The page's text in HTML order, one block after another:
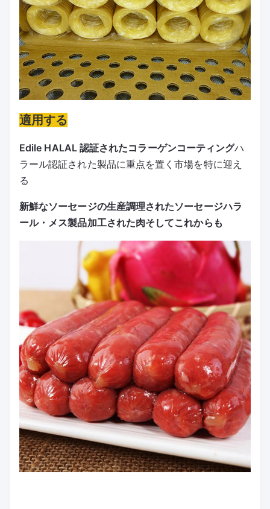
適用する
Edile HALAL 認証されたコラーゲンコーティングハ
ラール認証された製品に重点を置く市場を特に迎え
る
新鮮なソーセージの生産調理されたソーセージハラ
ール・メス製品加工された肉そしてこれからも